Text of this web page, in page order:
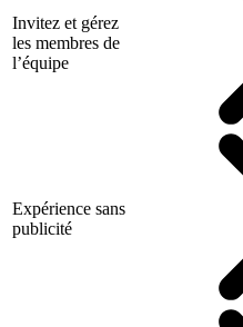
Invitez et gérez
les membres de
l’équipe
Expérience sans
publicité